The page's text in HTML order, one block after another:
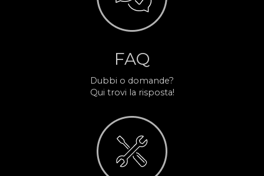
FAQ
Dubbi o domande?
Qui trovi la risposta!